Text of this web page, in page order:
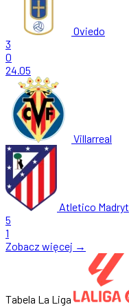
Oviedo
3
0
24.05
Villarreal
Atletico Madryt
5
1
Zobacz więcej →
Tabela La Liga